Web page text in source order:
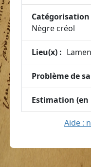
Nègre créol
Lieu(x) :
Problème de
Estimation (en
Aide :